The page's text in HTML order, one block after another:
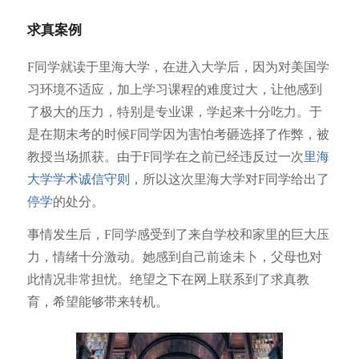
求真案例
F同学就读于里海大学，在进入大学后，因为对美国学
习环境不适应，加上学习课程的难度过大，让他感到
了极大的压力，特别是专业课，学起来十分吃力。于
是在期末考的时候F同学因为害怕考砸选择了作弊，被
教授当场抓获。由于F同学在之前已经违反过一次里海
大学学术诚信守则， 所以这次里海大学对F同学给出了
停学的处分。
事情发生后，F同学感受到了来自学校和家里的巨大压
力，情绪十分激动。她感到自己前途未卜，父母也对
此情况非常担忧。绝望之下在网上联系到了求真教
育，希望能够带来转机。